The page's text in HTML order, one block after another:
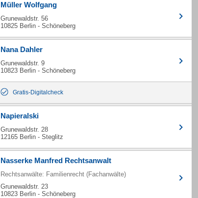
Müller Wolfgang
Grunewaldstr. 56
10825 Berlin - Schöneberg
Nana Dahler
Grunewaldstr. 9
10823 Berlin - Schöneberg
Gratis-Digitalcheck
Napieralski
Grunewaldstr. 28
12165 Berlin - Steglitz
Nasserke Manfred Rechtsanwalt
Rechtsanwälte: Familienrecht (Fachanwälte)
Grunewaldstr. 23
10823 Berlin - Schöneberg